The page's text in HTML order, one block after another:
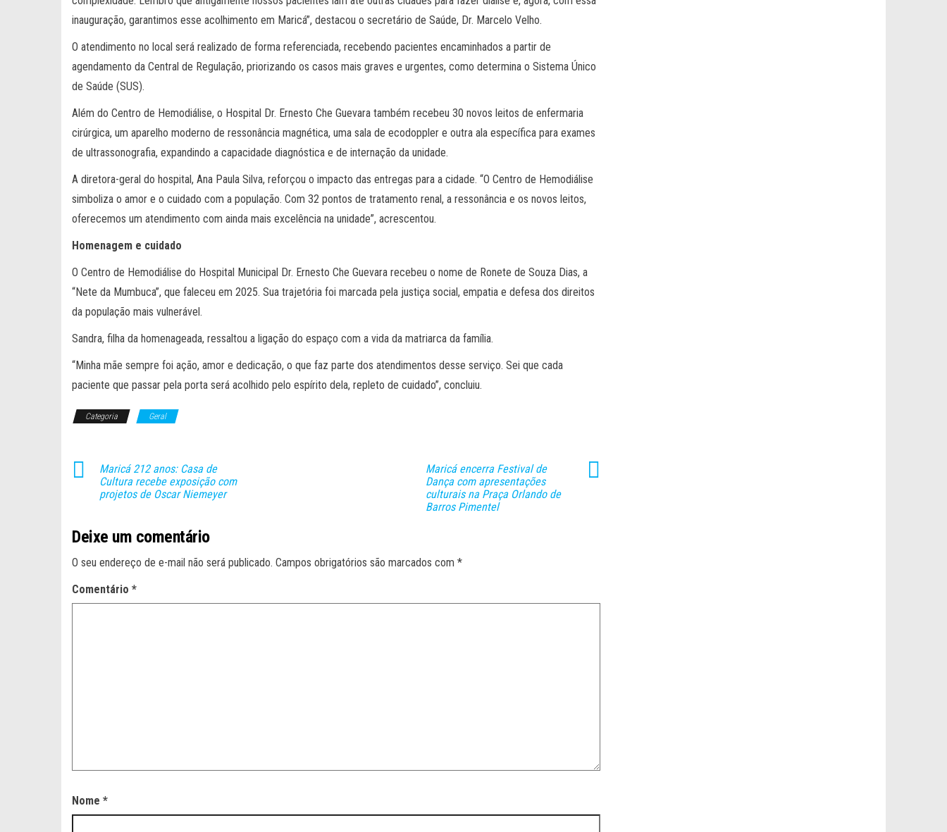
inauguração, garantimos esse acolhimento em Maricá”, destacou o secretário de Saúde, Dr. Marcelo Velho.
O atendimento no local será realizado de forma referenciada, recebendo pacientes encaminhados a partir de
agendamento da Central de Regulação, priorizando os casos mais graves e urgentes, como determina o Sistema Único
de Saúde (SUS).
Além do Centro de Hemodiálise, o Hospital Dr. Ernesto Che Guevara também recebeu 30 novos leitos de enfermaria
cirúrgica, um aparelho moderno de ressonância magnética, uma sala de ecodoppler e outra ala específica para exames
de ultrassonografia, expandindo a capacidade diagnóstica e de internação da unidade.
A diretora-geral do hospital, Ana Paula Silva, reforçou o impacto das entregas para a cidade. “O Centro de Hemodiálise
simboliza o amor e o cuidado com a população. Com 32 pontos de tratamento renal, a ressonância e os novos leitos,
oferecemos um atendimento com ainda mais excelência na unidade”, acrescentou.
Homenagem e cuidado
O Centro de Hemodiálise do Hospital Municipal Dr. Ernesto Che Guevara recebeu o nome de Ronete de Souza Dias, a
“Nete da Mumbuca”, que faleceu em 2025. Sua trajetória foi marcada pela justiça social, empatia e defesa dos direitos
da população mais vulnerável.
Sandra, filha da homenageada, ressaltou a ligação do espaço com a vida da matriarca da família.
“Minha mãe sempre foi ação, amor e dedicação, o que faz parte dos atendimentos desse serviço. Sei que cada
paciente que passar pela porta será acolhido pelo espírito dela, repleto de cuidado”, concluiu.
Categoria Geral
Maricá 212 anos: Casa de
Cultura recebe exposição com
projetos de Oscar Niemeyer
Maricá encerra Festival de
Dança com apresentações
culturais na Praça Orlando de
Barros Pimentel
Deixe um comentário
O seu endereço de e-mail não será publicado. Campos obrigatórios são marcados com *
Comentário *
Nome *